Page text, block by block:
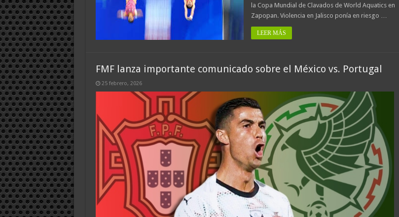
la Copa Mundial de Clavados de World Aquatics en
Zapopan. Violencia en Jalisco ponía en riesgo …
LEER MÁS
FMF lanza importante comunicado sobre el México vs. Portugal
25 febrero, 2026